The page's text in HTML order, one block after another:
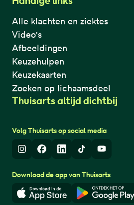
Alle klachten en ziektes
Video's
Afbeeldingen
Keuzehulpen
Keuzekaarten
Zoeken op lichaamsdeel
Thuisarts altijd dichtbij
Volg Thuisarts op social media
InstagramFacebook
LinkedInTikTokYoutube
Download de app van Thuisarts
Download in de App